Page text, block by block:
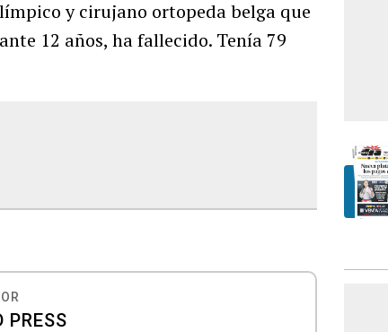
y cirujano ortopeda belga que
12 años, ha fallecido. Tenía 79
PRESS